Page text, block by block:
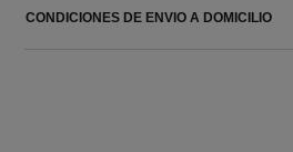
CONDICIONES DE ENVIO A DOMICILIO